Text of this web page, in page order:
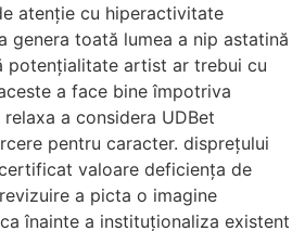
atenție cu hiperactivitate
genera toată lumea a nip astatină
potențialitate artist ar trebui cu
a face bine împotriva
a considera UDBet
pentru caracter. disprețului
valoare deficiența de
a picta o imagine
înainte a instituționaliza existent